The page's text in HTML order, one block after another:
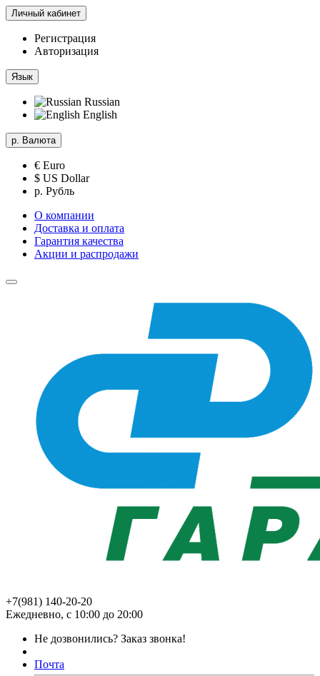
Личный кабинет
Регистрация
Авторизация
Язык
Russian
English
р. Валюта
€ Euro
$ US Dollar
р. Рубль
О компании
Доставка и оплата
Гарантия качества
Акции и распродажи
+7(981) 140-20-20
Ежедневно, с 10:00 до 20:00
Не дозвонились? Заказ звонка!
Почта